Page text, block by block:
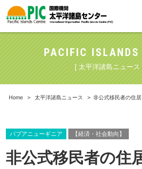
PACIFIC ISLANDS
[ 太平洋諸島ニュース
Home > 太平洋諸島ニュース > 非公式移民者の住
パプアニューギニア 【経済・社会動向】
非公式移民者の住